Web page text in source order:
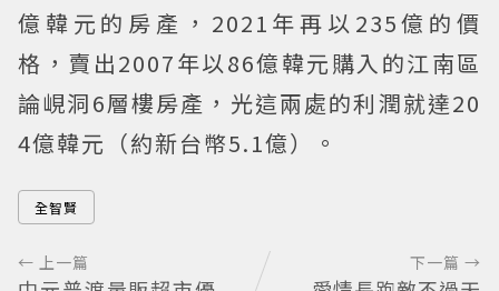
億韓元的房產，2021年再以235億的價
格，賣出2007年以86億韓元購入的江南區
論峴洞6層樓房產，光這兩處的利潤就達20
4億韓元（約新台幣5.1億）。
全智賢
← 上一篇 下一篇 →